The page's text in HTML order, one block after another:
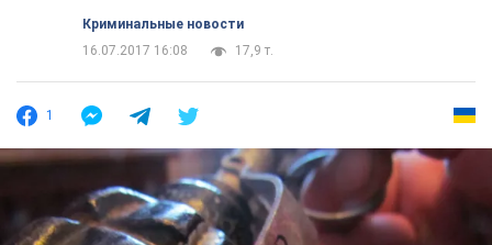
Криминальные новости
16.07.2017 16:08
17,9 т.
1